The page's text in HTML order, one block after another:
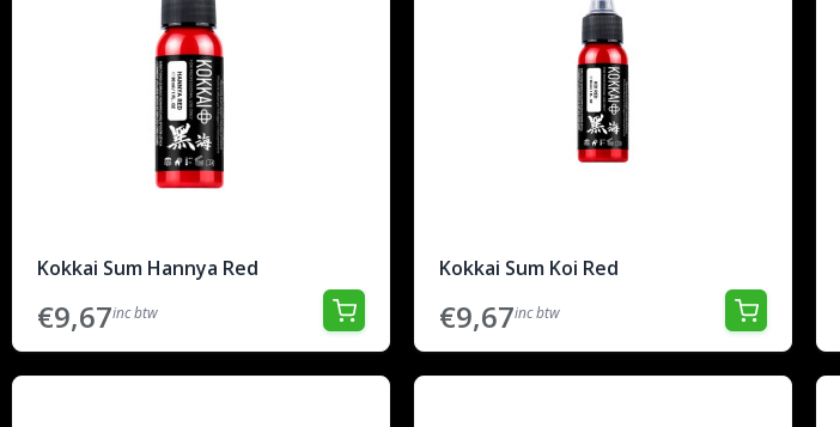
Kokkai Sum Hannya Red
€9,67inc btw
Kokkai Sum Koi Red
€9,67inc btw